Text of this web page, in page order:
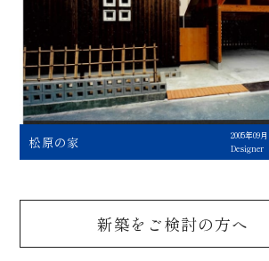
松原の家
2005年09月
Designer
新築をご検討の方へ